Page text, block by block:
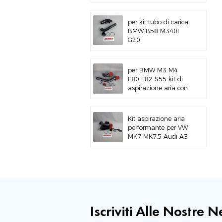
per kit tubo di carica
BMW B58 M340I
G20
per BMW M3 M4
F80 F82 S55 kit di
aspirazione aria con
Kit aspirazione aria
performante per VW
MK7 MK7.5 Audi A3
Iscriviti Alle Nostre